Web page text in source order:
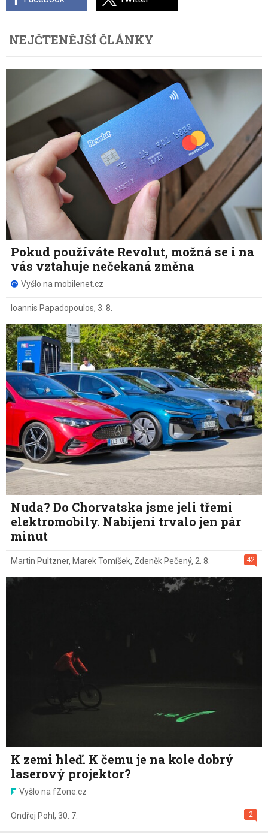
NEJČTENĚJŠÍ ČLÁNKY
Pokud používáte Revolut, možná se i na
vás vztahuje nečekaná změna
Vyšlo na mobilenet.cz
Ioannis Papadopoulos, 3. 8.
Nuda? Do Chorvatska jsme jeli třemi
elektromobily. Nabíjení trvalo jen pár
minut
42
Martin Pultzner, Marek Tomíšek, Zdeněk Pečený, 2. 8.
K zemi hleď. K čemu je na kole dobrý
laserový projektor?
Vyšlo na fZone.cz
2
Ondřej Pohl , 30. 7.